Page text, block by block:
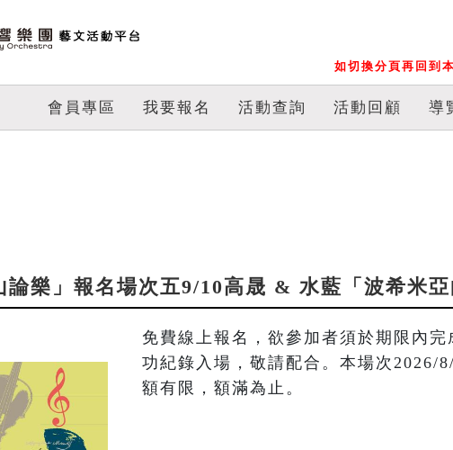
如切換分頁再回到
會員專區 我要報名 活動查詢 活動回顧 導
論樂」報名場次五9/10高晟 & 水藍「波希米
免費線上報名，欲參加者須於期限內
功紀錄入場，敬請配合。本場次2026/
額有限，額滿為止。